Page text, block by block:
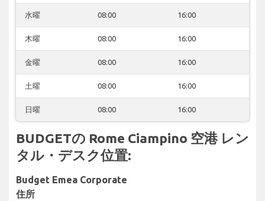
水曜 08:00 16:00
木曜 08:00 16:00
金曜 08:00 16:00
土曜 08:00 16:00
日曜 08:00 16:00
BUDGETの Rome Ciampino 空港 レン
タル・デスク位置:
Budget Emea Corporate
住所